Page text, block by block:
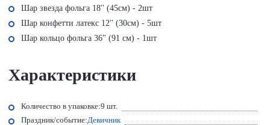
Шар звезда фольга 18'' (45см) - 2шт
Шар конфетти латекс 12'' (30см) - 5шт
Шар кольцо фольга 36" (91 см) - 1шт
Характеристики
Количество в упаковке:9 шт.
Праздник/событие:Девичник